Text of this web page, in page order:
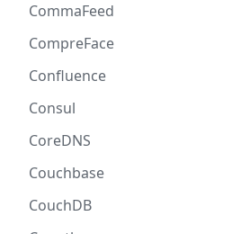
CommaFeed
CompreFace
Confluence
Consul
CoreDNS
Couchbase
CouchDB